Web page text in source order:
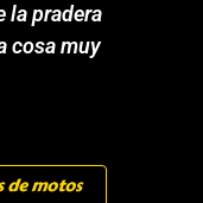
la pradera
cosa muy
de motos